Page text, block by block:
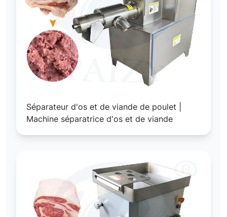
Séparateur d'os et de viande de poulet |
Machine séparatrice d'os et de viande